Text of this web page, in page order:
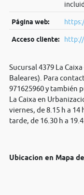
Página web:
Acceso cliente: http://
Sucursal 4379 La
Baleares). Para
971625960 y también
La Caixa en
viernes, de 8.15 h a
tarde, de 16.30 h a
Ubicacion en Mapa